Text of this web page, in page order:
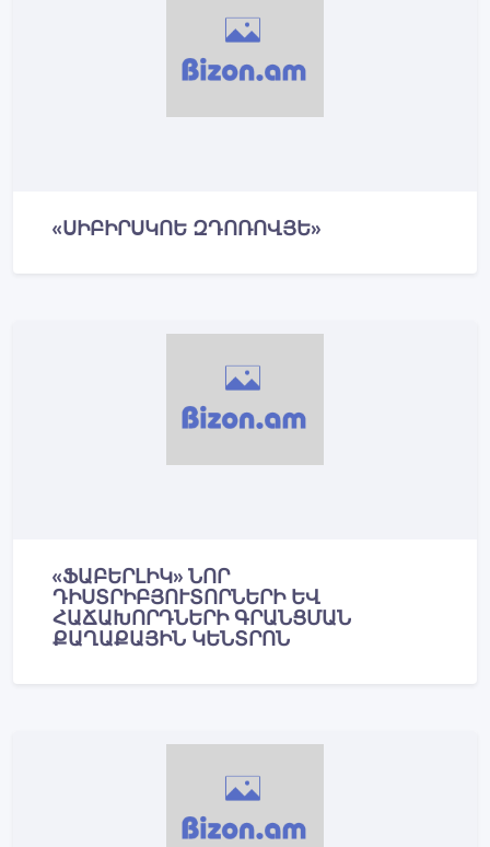
«ՍԻԲԻՐՍԿՈԵ ԶԴՈՌՈՎՅԵ»
«ՖԱԲԵՐԼԻԿ» ՆՈՐ
ԴԻՍՏՐԻԲՅՈՒՏՈՐՆԵՐԻ ԵՎ
ՀԱՃԱԽՈՐԴՆԵՐԻ ԳՐԱՆՑՄԱՆ
ՔԱՂԱՔԱՅԻՆ ԿԵՆՏՐՈՆ